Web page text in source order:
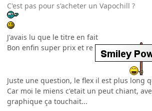
C'est pas pour s'acheter un Vapochill ?
J'avais lu que le titre en fait
Bon enfin super prix et re
Juste une question, le flex il est plus long
Car moi le miens c'etait un peut chiant,
graphique ça touchait...